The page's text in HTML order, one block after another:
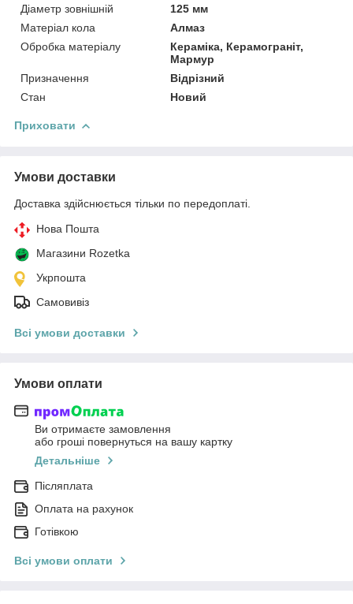
Діаметр зовнішній
125 мм
Матеріал кола
Алмаз
Обробка матеріалу
Кераміка, Керамограніт,
Мармур
Призначення
Відрізний
Стан
Новий
Приховати
Умови доставки
Доставка здійснюється тільки по передоплаті.
Нова Пошта
Магазини Rozetka
Укрпошта
Самовивіз
Всі умови доставки
Умови оплати
Ви отримаєте замовлення
або гроші повернуться на вашу картку
Детальніше
Післяплата
Оплата на рахунок
Готівкою
Всі умови оплати